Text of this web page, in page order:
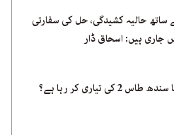
ساتھ حالیہ کشیدگی، حل کی سفارتی
جاری ہیں: اسحاق ڈار
طاس 2 کی تیاری کر رہا ہے؟